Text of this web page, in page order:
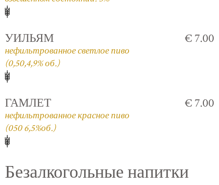
УИЛЬЯМ
нефильтрованное светлое пиво
(0,50,4,9% об.)
€ 7.00
ГАМЛЕТ
нефильтрованное красное пиво
(050 6,5%об.)
€ 7.00
Безалкогольные напитки